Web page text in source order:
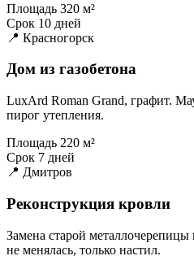
Площадь 320 м²
Срок 10 дней
📍 Красногорск
Дом из газобетона
LuxArd Roman Grand, графит.
пирог утепления.
Площадь 220 м²
Срок 7 дней
📍 Дмитров
Реконструкция кровли
Замена старой
не менялась, только настил.